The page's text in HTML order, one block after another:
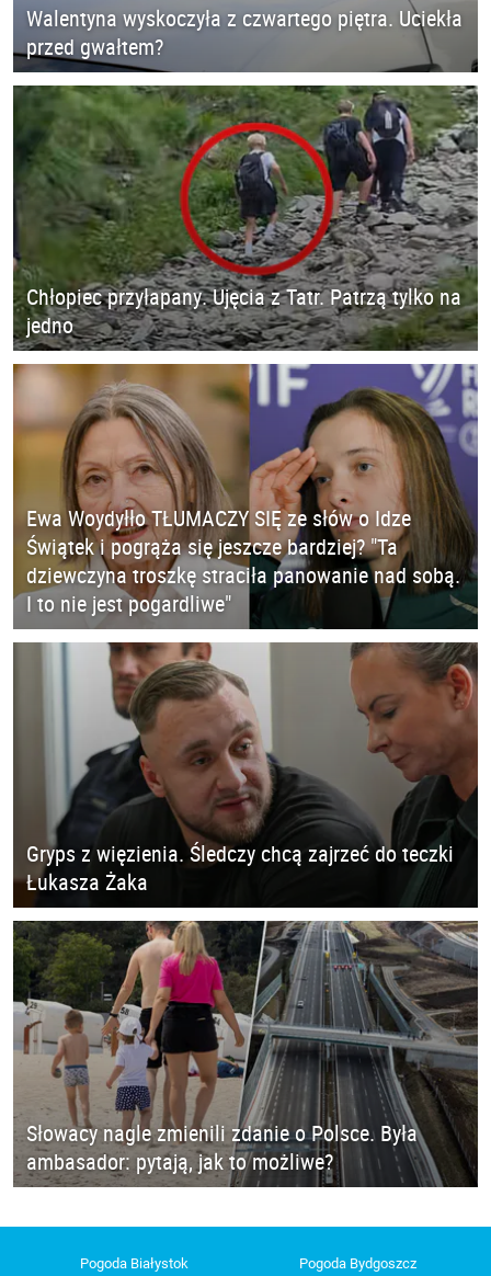
Walentyna wyskoczyła z czwartego piętra. Uciekła
przed gwałtem?
Chłopiec przyłapany. Ujęcia z Tatr. Patrzą tylko na
jedno
Ewa Woydyłło TŁUMACZY SIĘ ze słów o Idze
Świątek i pogrąża się jeszcze bardziej? "Ta
dziewczyna troszkę straciła panowanie nad sobą.
I to nie jest pogardliwe"
Gryps z więzienia. Śledczy chcą zajrzeć do teczki
Łukasza Żaka
Słowacy nagle zmienili zdanie o Polsce. Była
ambasador: pytają, jak to możliwe?
Pogoda Białystok Pogoda Bydgoszcz